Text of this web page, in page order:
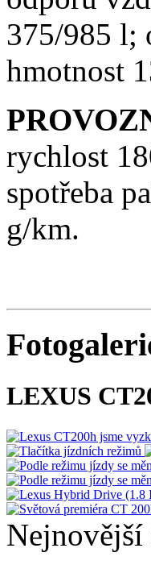
375/985 l;
hmotnost
rychlost
spotřeba
g/km.
LEXUS